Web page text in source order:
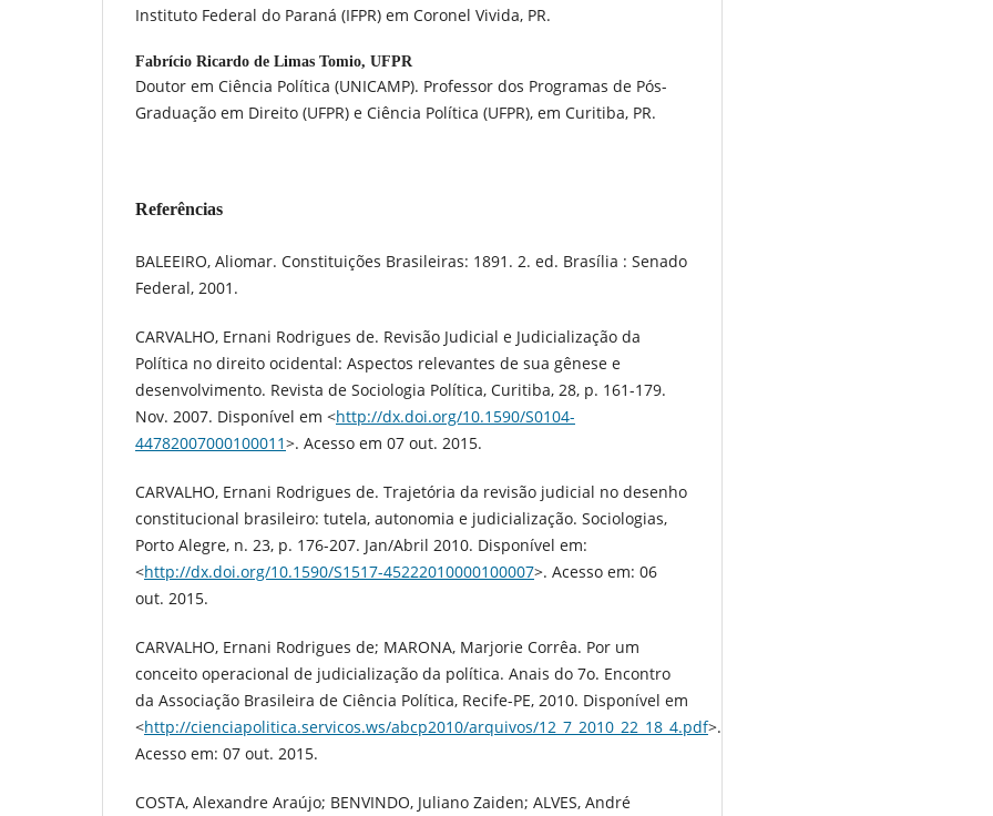
Instituto Federal do Paraná (IFPR) em Coronel Vivida, PR.
Fabrício Ricardo de Limas Tomio, UFPR
Doutor em Ciência Política (UNICAMP). Professor dos Programas de Pós-
Graduação em Direito (UFPR) e Ciência Política (UFPR), em Curitiba, PR.
Referências
BALEEIRO, Aliomar. Constituições Brasileiras: 1891. 2. ed. Brasília : Senado
Federal, 2001.
CARVALHO, Ernani Rodrigues de. Revisão Judicial e Judicialização da
Política no direito ocidental: Aspectos relevantes de sua gênese e
desenvolvimento. Revista de Sociologia Política, Curitiba, 28, p. 161-179.
Nov. 2007. Disponível em <http://dx.doi.org/10.1590/S0104-
44782007000100011>. Acesso em 07 out. 2015.
CARVALHO, Ernani Rodrigues de. Trajetória da revisão judicial no desenho
constitucional brasileiro: tutela, autonomia e judicialização. Sociologias,
Porto Alegre, n. 23, p. 176-207. Jan/Abril 2010. Disponível em:
<http://dx.doi.org/10.1590/S1517-45222010000100007>. Acesso em: 06
out. 2015.
CARVALHO, Ernani Rodrigues de; MARONA, Marjorie Corrêa. Por um
conceito operacional de judicialização da política. Anais do 7o. Encontro
da Associação Brasileira de Ciência Política, Recife-PE, 2010. Disponível em
<http://cienciapolitica.servicos.ws/abcp2010/arquivos/12_7_2010_22_18_4.pdf>.
Acesso em: 07 out. 2015.
COSTA, Alexandre Araújo; BENVINDO, Juliano Zaiden; ALVES, André